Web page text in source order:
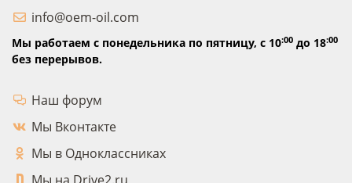
info@oem-oil.com
Мы работаем с понедельника по пятницу, с 10:00 до 18:00
без перерывов.
Наш форум
Мы Вконтакте
Мы в Одноклассниках